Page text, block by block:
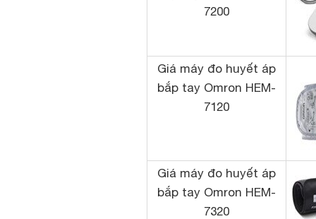
7200
Giá máy đo huyết áp
bắp tay Omron HEM-
7120
Giá máy đo huyết áp
bắp tay Omron HEM-
7320